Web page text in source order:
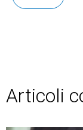
Articoli